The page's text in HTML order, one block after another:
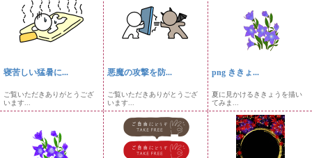
寝苦しい猛暑に...
ご覧いただきありがとうござ
います...
悪魔の攻撃を防...
ご覧いただきありがとうござ
います...
png ききょ...
夏に見かけるききょうを描い
てみま...